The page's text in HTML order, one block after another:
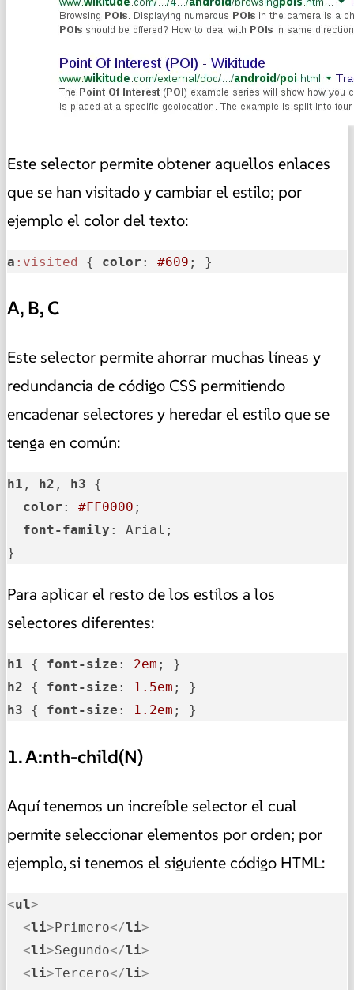
Este selector permite obtener aquellos enlaces
que se han visitado y cambiar el estilo; por
ejemplo el color del texto:
a :visited { color : #609 ; }
A, B, C
Este selector permite ahorrar muchas líneas y
redundancia de código CSS permitiendo
encadenar selectores y heredar el estilo que se
tenga en común:
h1 , h2 , h3 {
color : #FF0000 ;
font-family : Arial;
}
Para aplicar el resto de los estilos a los
selectores diferentes:
h1 { font-size : 2em
h2 { font-size : 1.5em
h3 { font-size : 1.2em ; }
1. A:nth-child(N)
Aquí tenemos un increíble selector el cual
permite seleccionar elementos por orden; por
ejemplo, si tenemos el siguiente código HTML:
<ul>
<li> Primero</li>
<li>Segundo</li>
<li>Tercero</li>